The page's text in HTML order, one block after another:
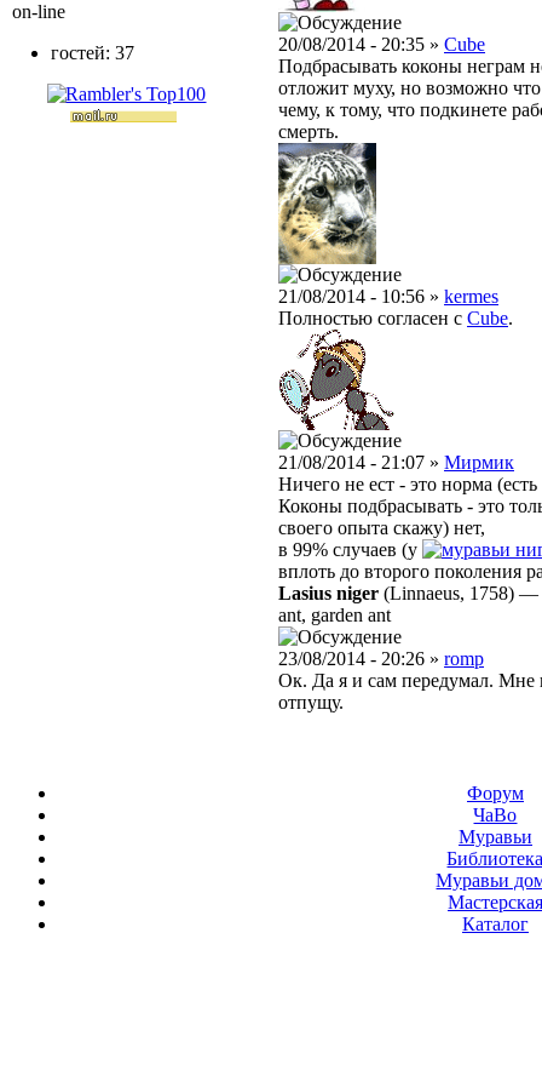
20/08/2014 - 20:35 » Cube
Подбрасывать коконы неграм
отложит муху, но возможно
чему, к тому, что подкинете
смерть.
21/08/2014 - 10:56 » kermes
Полностью согласен с Cube.
21/08/2014 - 21:07 » Мирмик
Ничего не ест - это норма
Коконы подбрасывать - это
своего опыта скажу) нет,
в 99% случаев (у
вплоть до второго поколения
Lasius niger (Linnaeus, 1758) —
ant, garden ant
23/08/2014 - 20:26 » romp
Ок. Да я и сам передумал. Мне
отпущу.
on-line
гостей: 37
Форум
ЧаВо
Муравьи
Муравьи
Мастерская
Каталог